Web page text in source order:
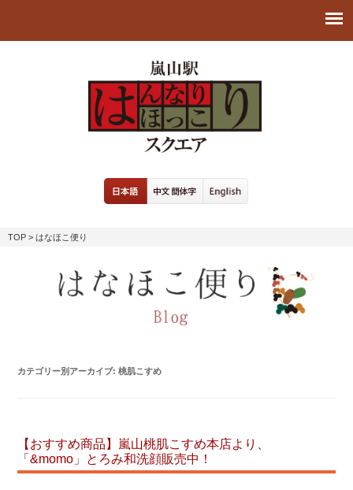
TOP > はなほこ便り
カテゴリー別アーカイブ:桃肌こすめ
【おすすめ商品】嵐山桃肌こすめ本店より、
「&momo」とろみ和洗顔販売中！